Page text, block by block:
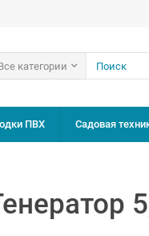
категории
ПВХ Садовая